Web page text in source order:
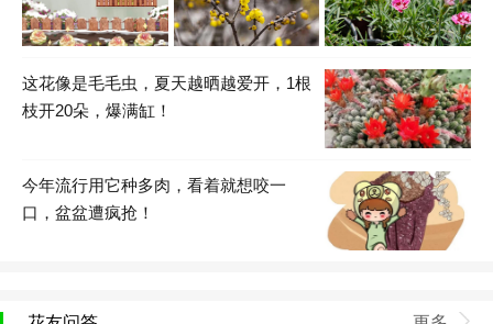
这花像是毛毛虫，夏天越晒越爱开，1根
枝开20朵，爆满缸！
今年流行用它种多肉，看着就想咬一
口，盆盆遭疯抢！